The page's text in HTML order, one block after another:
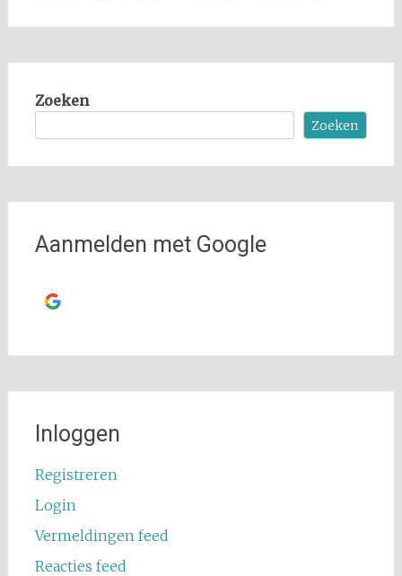
Zoeken
Zoeken
Aanmelden met Google
Inloggen
Registreren
Login
Vermeldingen feed
Reacties feed